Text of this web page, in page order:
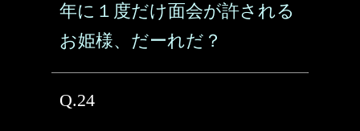
年に１度だけ面会が許される
お姫様、だーれだ？
Q.24